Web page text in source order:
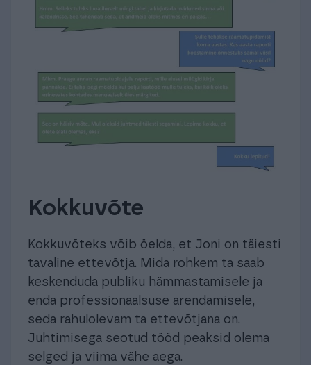
Kokkuvõte
Kokkuvõteks võib öelda, et Joni on täiesti
tavaline ettevõtja. Mida rohkem ta saab
keskenduda publiku hämmastamisele ja
enda professionaalsuse arendamisele,
seda rahulolevam ta ettevõtjana on.
Juhtimisega seotud tööd peaksid olema
selged ja viima vähe aega.